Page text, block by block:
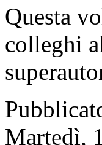
Questa
colleghi
Martedì,